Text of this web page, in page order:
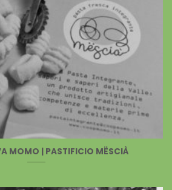
MOMO | PASTIFICIO MËSCIÀ